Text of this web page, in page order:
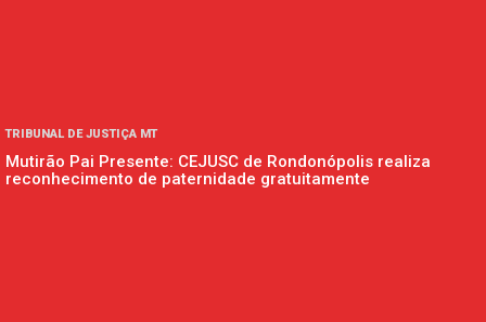
TRIBUNAL DE JUSTIÇA MT
Mutirão Pai Presente: CEJUSC de Rondonópolis realiza
reconhecimento de paternidade gratuitamente